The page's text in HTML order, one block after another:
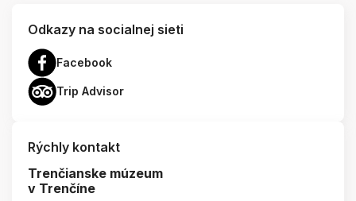
Odkazy na socialnej sieti
Facebook
Trip Advisor
Rýchly kontakt
Trenčianske múzeum
v Trenčíne